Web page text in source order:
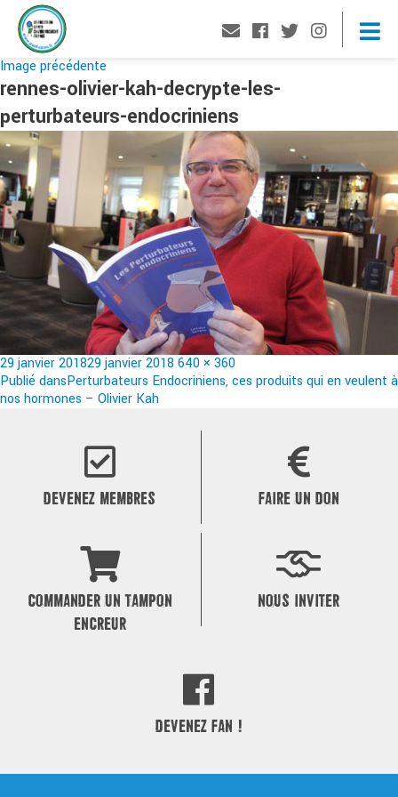
Image précédente
rennes-olivier-kah-decrypte-les-
perturbateurs-endocriniens
Publié
le
29 janvier 201829 janvier 2018 Taille
réelle
640 × 360
Navigation
de
Publié dansPerturbateurs Endocriniens, ces produits qui en veulent à
nos hormones – Olivier Kah
DEVENEZ MEMBRES FAIRE UN DON
COMMANDER UN TAMPON
ENCREUR
NOUS INVITER
DEVENEZ FAN !